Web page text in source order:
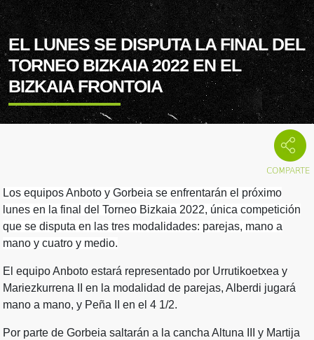
EL LUNES SE DISPUTA LA FINAL DEL
TORNEO BIZKAIA 2022 EN EL
BIZKAIA FRONTOIA
Los equipos Anboto y Gorbeia se enfrentarán el próximo
lunes en la final del Torneo Bizkaia 2022, única competición
que se disputa en las tres modalidades: parejas, mano a
mano y cuatro y medio.
El equipo Anboto estará representado por Urrutikoetxea y
Mariezkurrena II en la modalidad de parejas, Alberdi jugará
mano a mano, y Peña II en el 4 1/2.
Por parte de Gorbeia saltarán a la cancha Altuna III y Martija